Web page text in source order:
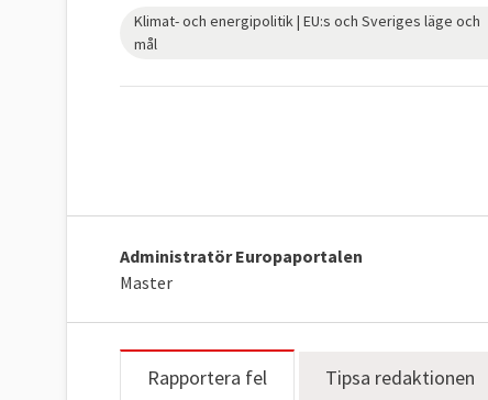
Klimat- och energipolitik | EU:s och Sveriges läge och
mål
Administratör Europaportalen
Master
Rapportera fel Tipsa redaktionen